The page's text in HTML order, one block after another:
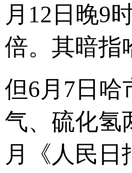
月12日晚9
倍。其暗指
但6月7日哈
气、硫化氢
月《人民